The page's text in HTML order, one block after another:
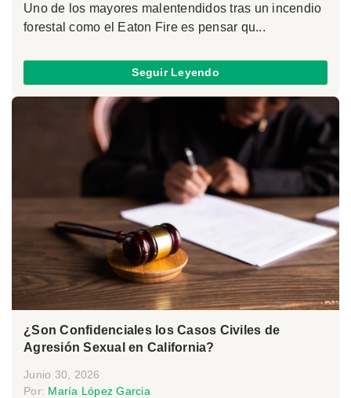
Uno de los mayores malentendidos tras un incendio
forestal como el Eaton Fire es pensar qu...
Seguir Leyendo
¿Son Confidenciales los Casos Civiles de
Agresión Sexual en California?
Junio 30, 2026
Por: María López Garcia